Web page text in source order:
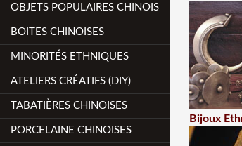
OBJETS POPULAIRES CHINOIS
BOITES CHINOISES
MINORITÉS ETHNIQUES
ATELIERS CRÉATIFS (DIY)
TABATIÈRES CHINOISES
PORCELAINE CHINOISES
Bijoux